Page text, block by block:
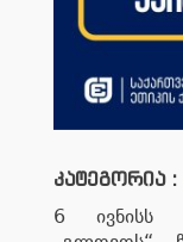
კატეგორია :
6 ივნისს